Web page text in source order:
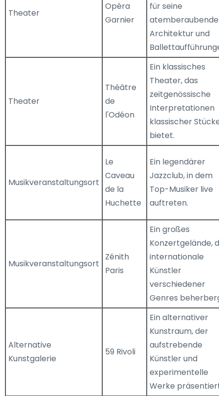
Theater
Opéra
Garnier
für seine
atemberaubende
Architektur und
Theater
Théâtre
de
l'Odéon
Ein klassisches
Theater, das
zeitgenössische
Interpretationen
klassischer
bietet.
Musikveranstaltungsort
Le
Caveau
de la
Huchette
Ein legendärer
Jazzclub, in dem
Top-Musiker live
auftreten.
Musikveranstaltungsort
Zénith
Paris
Ein großes
Konzertgelände,
internationale
Künstler
verschiedener
Genres
Alternative
Kunstgalerie
59 Rivoli
Ein alternativer
Kunstraum, der
aufstrebende
Künstler und
experimentelle
Werke